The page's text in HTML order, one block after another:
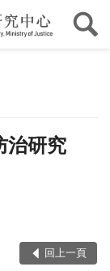
治研究
回上一頁